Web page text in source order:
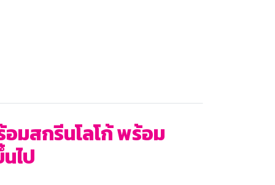
มสกรีนโลโก้ พร้อม
ไป